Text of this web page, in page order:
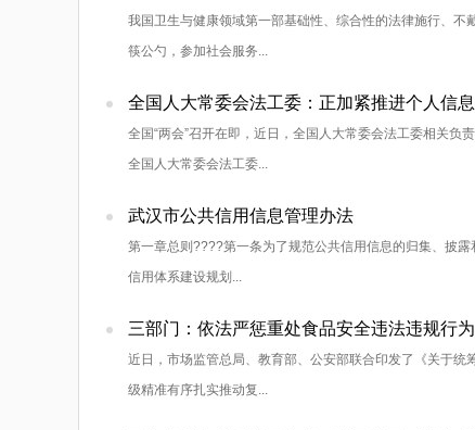
我国卫生与健康领域第一部基础性、综合性的法律施行、不
筷公勺，参加社会服务...
全国人大常委会法工委：正加紧推进个人信
全国“两会”召开在即，近日，全国人大常委会法工委相关负
全国人大常委会法工委...
武汉市公共信用信息管理办法
第一章总则????第一条为了规范公共信用信息的归集、披
信用体系建设规划...
三部门：依法严惩重处食品安全违法违规行为
近日，市场监管总局、教育部、公安部联合印发了《关于
级精准有序扎实推动复...